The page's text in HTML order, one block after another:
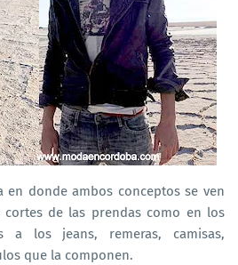
donde ambos conceptos se ven
de las prendas como en los
a los jeans, remeras, camisas,
que la componen.